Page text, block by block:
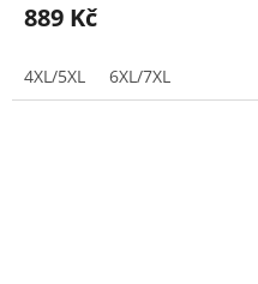
889 Kč
4XL/5XL 6XL/7XL